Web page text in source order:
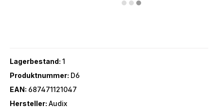
Lagerbestand: 1
Produktnummer: D6
EAN: 687471121047
Hersteller: Audix